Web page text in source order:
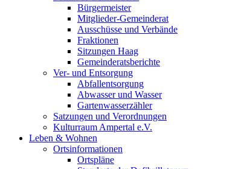
Bürgermeister
Mitglieder-Gemeinderat
Ausschüsse und Verbände
Fraktionen
Sitzungen Haag
Gemeinderatsberichte
Ver- und Entsorgung
Abfallentsorgung
Abwasser und Wasser
Gartenwasserzähler
Satzungen und Verordnungen
Kulturraum Ampertal e.V.
Leben & Wohnen
Ortsinformationen
Ortspläne